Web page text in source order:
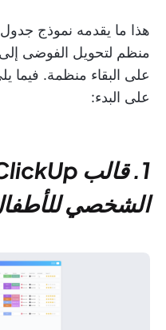
هذا ما يقدمه نموذج
منظم لتحويل الفوضى
على البقاء منظمة. فيما
على البدء:
الشخصي